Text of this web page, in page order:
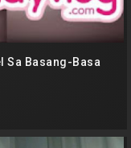
Sa Basang-Basa